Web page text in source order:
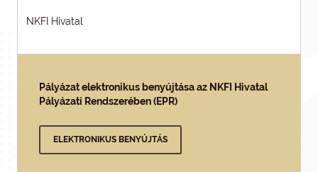
NKFI Hivatal
Pályázat elektronikus benyújtása az NKFI Hivatal
Pályázati Rendszerében (EPR)
ELEKTRONIKUS BENYÚJTÁS